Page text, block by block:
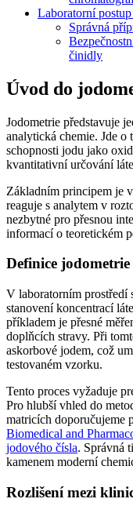
Laboratorní
Správná
činidly
Úvod do
Jodometrie představuje
analytická chemie. Jde o
schopnosti jodu jako
kvantitativní určování
Základním principem je
reaguje s analytem v
nezbytné pro přesnou
informací o teoretickém
Definice
V laboratorním prostředí
stanovení koncentrací
příkladem je přesné
doplňcích stravy. Při
askorbové jodem, což
testovaném vzorku.
Tento proces vyžaduje
Pro hlubší vhled do
matricích doporučujeme
Biomedical and
jodového čísla. Správná
kamenem moderní
Rozlišení mezi